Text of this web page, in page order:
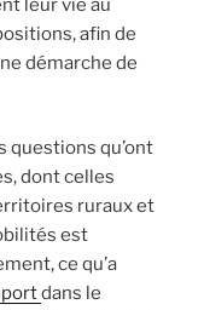
leur vie au
afin de
démarche de
questions qu’ont
dont celles
ruraux et
est
ce qu’a
dans le